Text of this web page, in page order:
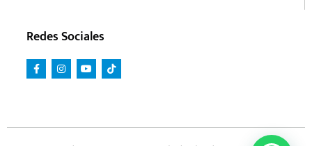
Redes Sociales